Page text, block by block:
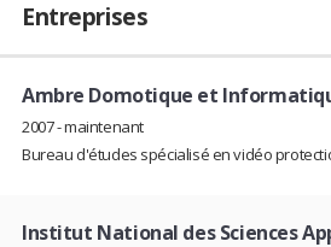
Entreprises
Ambre Domotique et
2007 - maintenant
Bureau d'études spécialisé en vidéo
Institut National des Sciences